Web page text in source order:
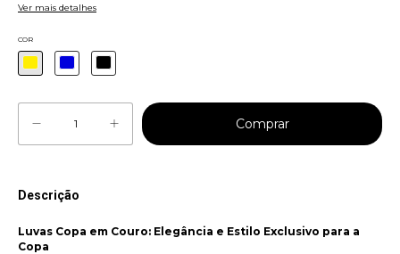
Ver mais detalhes
COR
Descrição
Luvas Copa em Couro: Elegância e Estilo Exclusivo para a
Copa